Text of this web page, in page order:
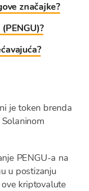
značajke?
je token brenda
PENGU-a na
u postizanju
kriptovalute